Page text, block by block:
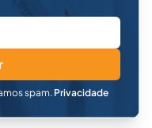
spam. Privacidade